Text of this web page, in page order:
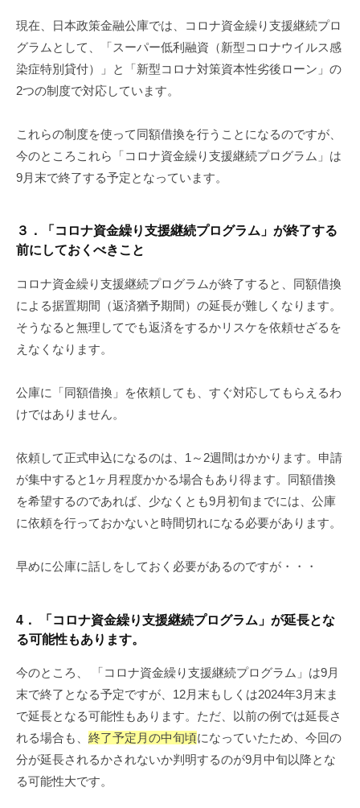
現在、日本政策金融公庫では、コロナ資金繰り支援継続プロ
グラムとして、「スーパー低利融資（新型コロナウイルス感
染症特別貸付）」と「新型コロナ対策資本性劣後ローン」の
2つの制度で対応しています。
これらの制度を使って同額借換を行うことになるのですが、
今のところこれら「コロナ資金繰り支援継続プログラム」は
9月末で終了する予定となっています。
３．「コロナ資金繰り支援継続プログラム」が終了する
前にしておくべきこと
コロナ資金繰り支援継続プログラムが終了すると、同額借換
による据置期間（返済猶予期間）の延長が難しくなります。
そうなると無理してでも返済をするかリスケを依頼せざるを
えなくなります。
公庫に「同額借換」を依頼しても、すぐ対応してもらえるわ
けではありません。
依頼して正式申込になるのは、1～2週間はかかります。申請
が集中すると1ヶ月程度かかる場合もあり得ます。同額借換
を希望するのであれば、少なくとも9月初旬までには、公庫
に依頼を行っておかないと時間切れになる必要があります。
早めに公庫に話しをしておく必要があるのですが・・・
4． 「コロナ資金繰り支援継続プログラム」が延長とな
る可能性もあります。
今のところ、 「コロナ資金繰り支援継続プログラム」は9月
末で終了となる予定ですが、12月末もしくは2024年3月末ま
で延長となる可能性もあります。ただ、以前の例では延長さ
れる場合も、 終了予定月の中旬頃になっていたため、今回の
分が延長されるかされないか判明するのが9月中旬以降とな
る可能性大です。